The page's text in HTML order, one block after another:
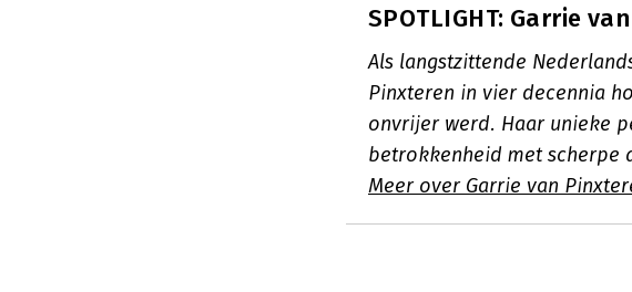
SPOTLIGHT: Garrie
Als langstzittende
Pinxteren in vier decennia
onvrijer werd. Haar unieke
betrokkenheid met scherpe
Meer over Garrie van